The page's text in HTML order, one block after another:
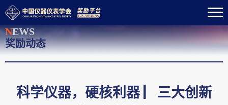
NEWS
奖励动态
科学仪器，硬核利器 ▏三大创新